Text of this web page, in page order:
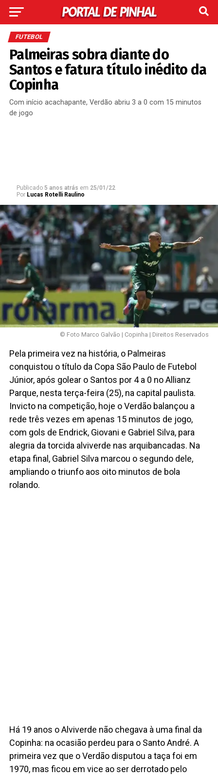
FUTEBOL
Palmeiras sobra diante do
Santos e fatura título inédito da
Copinha
Com início acachapante, Verdão abriu 3 a 0 com 15 minutos
de jogo
Publicado 5 anos atrás em 25/01/22
Por Lucas Rotelli Raulino
© Foto Marco Galvão | Copinha | Direitos Reservados
Pela primeira vez na história, o Palmeiras
conquistou o título da Copa São Paulo de Futebol
Júnior, após golear o Santos por 4 a 0 no Allianz
Parque, nesta terça-feira (25), na capital paulista.
Invicto na competição, hoje o Verdão balançou a
rede três vezes em apenas 15 minutos de jogo,
com gols de Endrick, Giovani e Gabriel Silva, para
alegria da torcida alviverde nas arquibancadas. Na
etapa final, Gabriel Silva marcou o segundo dele,
ampliando o triunfo aos oito minutos de bola
rolando.
Há 19 anos o Alviverde não chegava à uma final da
Copinha: na ocasião perdeu para o Santo André. A
primeira vez que o Verdão disputou a taça foi em
1970, mas ficou em vice ao ser derrotado pelo